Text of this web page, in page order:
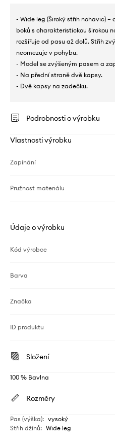
- Wide leg (Široký střih nohavic)
boků s charakteristickou širokou
rozšiřuje od pasu až dolů. Střih
neomezuje v pohybu.
- Model se zvýšeným pasem a
- Na přední straně dvě kapsy.
- Dvě kapsy na zadečku.
Podrobnosti o výrobku
Vlastnosti výrobku
Zapínání
Pružnost materiálu
Údaje o výrobku
Kód výrobce
Barva
Značka
ID produktu
Složení
100 % Bavlna
Rozměry
Pas (výška): vysoký
Střih džínů: Wide leg